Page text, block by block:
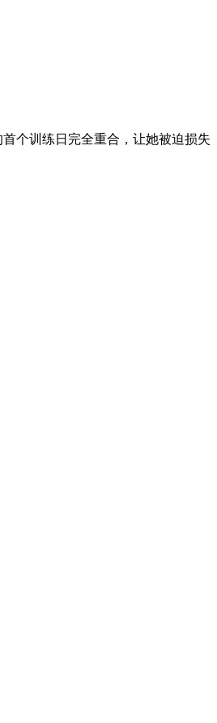
个训练日完全重合，让她被迫损失